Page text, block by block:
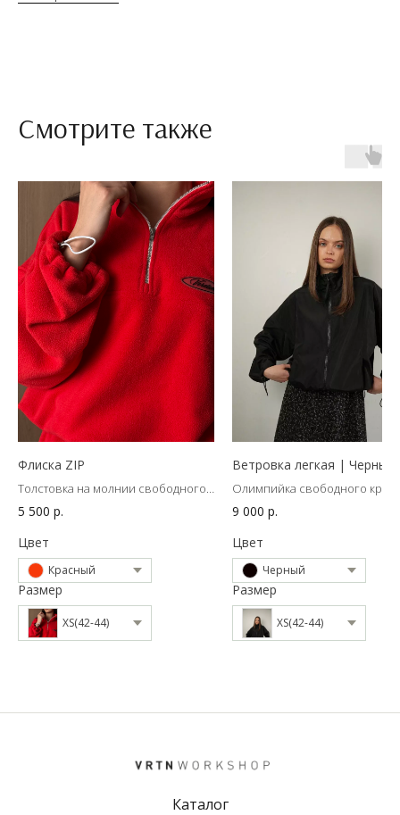
Смотрите также
Флиска ZIP
Толстовка на молнии свободного
кроя
5 500 р.
Цвет
Красный
Размер
XS(42-44)
Ветровка легкая | Черный
Олимпийка свободного кроя
подкладке из технологичной
9 000 р.
Цвет
Черный
Размер
XS(42-44)
Каталог